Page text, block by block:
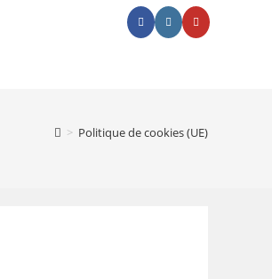
> Politique de cookies (UE)